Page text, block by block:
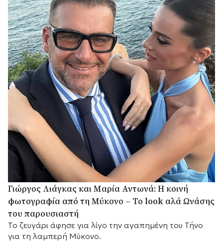
Γιώργος Λιάγκας και Μαρία Αντωνά: Η κοινή
φωτογραφία από τη Μύκονο – Το look αλά Ωνάσης
του παρουσιαστή
Το ζευγάρι άφησε για λίγο την αγαπημένη του Τήνο
για τη λαμπερή Μύκονο.